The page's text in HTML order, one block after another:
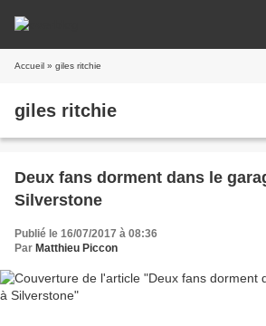
Accueil » giles ritchie
giles ritchie
Deux fans dorment dans le
Silverstone
Publié le 16/07/2017 à 08:36
Par Matthieu Piccon